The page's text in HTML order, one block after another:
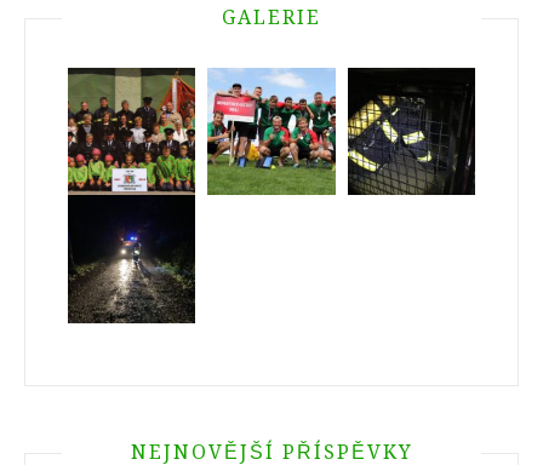
GALERIE
NEJNOVĚJŠÍ PŘÍSPĚVKY